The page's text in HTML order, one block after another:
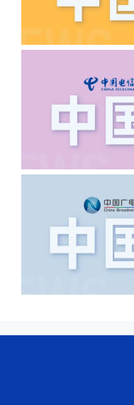
·6.领卡时详细
答:不要低于6
城市名字的路
导致订单失败
上海怎么又写
里，所以直接